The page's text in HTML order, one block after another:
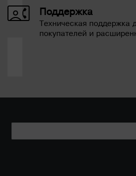
Поддержка
Техническая поддержка
покупателей и